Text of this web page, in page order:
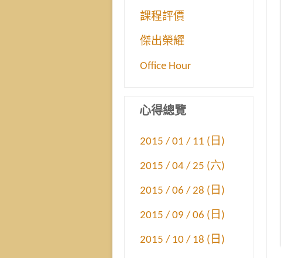
課程評價
傑出榮耀
Office Hour
心得總覽
2015 / 01 / 11 (日)
2015 / 04 / 25 (六)
2015 / 06 / 28 (日)
2015 / 09 / 06 (日)
2015 / 10 / 18 (日)